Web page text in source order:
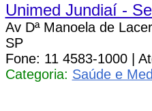
Unimed Jundiaí -
Av Dª Manoela de
SP
Fone: 11 4583-1000 |
Categoria: Saúde e